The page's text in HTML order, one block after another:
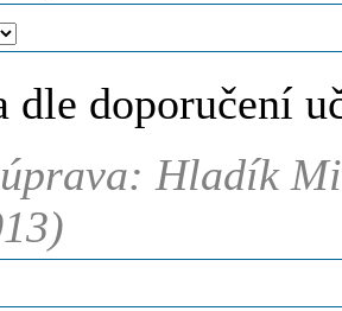
dle doporučení
Hladík